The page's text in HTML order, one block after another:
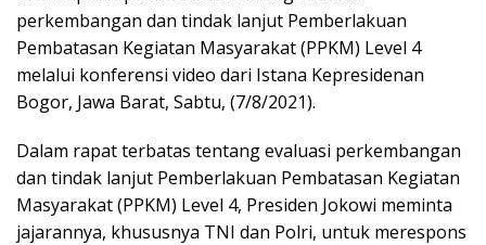
perkembangan dan tindak lanjut Pemberlakuan
Pembatasan Kegiatan Masyarakat (PPKM) Level 4
melalui konferensi video dari Istana Kepresidenan
Bogor, Jawa Barat, Sabtu, (7/8/2021).
Dalam rapat terbatas tentang evaluasi perkembangan
dan tindak lanjut Pemberlakuan Pembatasan Kegiatan
Masyarakat (PPKM) Level 4, Presiden Jokowi meminta
jajarannya, khususnya TNI dan Polri, untuk merespons